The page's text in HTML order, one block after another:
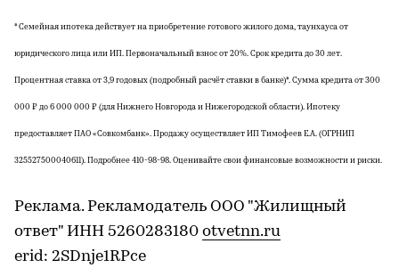
* Семейная ипотека действует на приобретение готового жилого дома, таунхауса от
юридического лица или ИП. Первоначальный взнос от 20%. Срок кредита до 30 лет.
Процентная ставка от 3,9 годовых (подробный расчёт ставки в банке)*. Сумма кредита от 300
000 ₽ до 6 000 000 ₽ (для Нижнего Новгорода и Нижегородской области). Ипотеку
предоставляет ПАО «Совкомбанк». Продажу осуществляет ИП Тимофеев Е.А. (ОГРНИП
325527500040611). Подробнее 410-98-98. Оценивайте свои финансовые возможности и риски.
Реклама. Рекламодатель ООО "Жилищный
ответ" ИНН 5260283180 otvetnn.ru
erid: 2SDnje1RPce